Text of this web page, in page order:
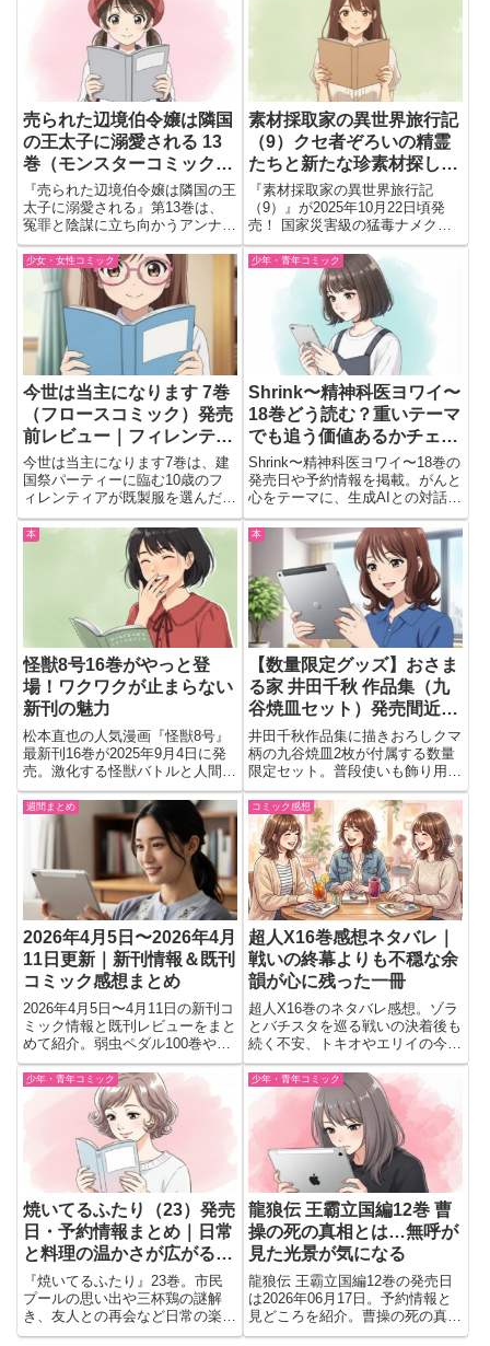
売られた辺境伯令嬢は隣国
の王太子に溺愛される 13
巻（モンスターコミックス
f）発売日・内容まとめ｜
予約情報つき✨
『売られた辺境伯令嬢は隣国の王
太子に溺愛される』第13巻は、
冤罪と陰謀に立ち向かうアンナと
ケネスの運命を描く緊迫の展開が
見どころです。
素材採取家の異世界旅行記
（9）クセ者ぞろいの精霊
たちと新たな珍素材探しの
旅へ！
『素材採取家の異世界旅行記
（9）』が2025年10月22日頃発
売！ 国家災害級の猛毒ナメクジ
を退治し、クセ者精霊との出会い
も。癒しと冒険満載！
少女・女性コミック
今世は当主になります 7巻
（フロースコミック）発売
前レビュー｜フィレンティ
アとペレスの再会が胸熱す
ぎる展開に期待！
今世は当主になります7巻は、建
国祭パーティーに臨む10歳のフ
ィレンティアが既製服を選んだ新
たな作戦や、文通で絆を深めたペ
レスとの再会など感動の展開を紹
少年・青年コミック
Shrink〜精神科医ヨワイ〜
18巻どう読む？重いテーマ
でも追う価値あるかチェッ
ク
Shrink〜精神科医ヨワイ〜18巻の
発売日や予約情報を掲載。がんと
心をテーマに、生成AIとの対話や
患者支援の描写がどう描かれるの
か見どころを解説。
本
怪獣8号16巻がやっと登
場！ワクワクが止まらない
新刊の魅力
松本直也の人気漫画『怪獣8号』
最新刊16巻が2025年9月4日に発
売。激化する怪獣バトルと人間ド
ラマが描かれる注目の内容を要チ
ェック。
本
【数量限定グッズ】おさま
る家 井田千秋 作品集（九
谷焼皿セット）発売間近！
可愛さと実用性どっちも欲
張れる神セットすぎる🐻🍽️
井田千秋作品集に描きおろしクマ
柄の九谷焼皿2枚が付属する数量
限定セット。普段使いも飾り用も
楽しめる特製デザインで、ファン
必携の豪華仕様。
週間まとめ
2026年4月5日〜2026年4月
11日更新｜新刊情報＆既刊
コミック感想まとめ
2026年4月5日〜4月11日の新刊コ
ミック情報と既刊レビューをまと
めて紹介。弱虫ペダル100巻やフ
ァイブスター物語19巻など注目
作をチェック。
コミック感想
超人X16巻感想ネタバレ｜
戦いの終幕よりも不穏な余
韻が心に残った一冊
超人X16巻のネタバレ感想。ゾラ
とバチスタを巡る戦いの決着後も
続く不安、トキオやエリイの今
後、佐藤の謎など次章へ繋がる見
どころをレビューします。
少年・青年コミック
焼いてるふたり（23）発売
日・予約情報まとめ｜日常
と料理の温かさが広がる人
気シリーズ最新巻
『焼いてるふたり』23巻。市民
プールの思い出や三杯鶏の謎解
き、友人との再会など日常の楽し
さが広がる一方、会社員・健太に
少年・青年コミック
龍狼伝 王霸立国編12巻 曹
操の死の真相とは…無呼が
見た光景が気になる
龍狼伝 王霸立国編12巻の発売日
は2026年06月17日。予約情報と
見どころを紹介。曹操の死の真相
を巡り無呼が見た出来事とは何